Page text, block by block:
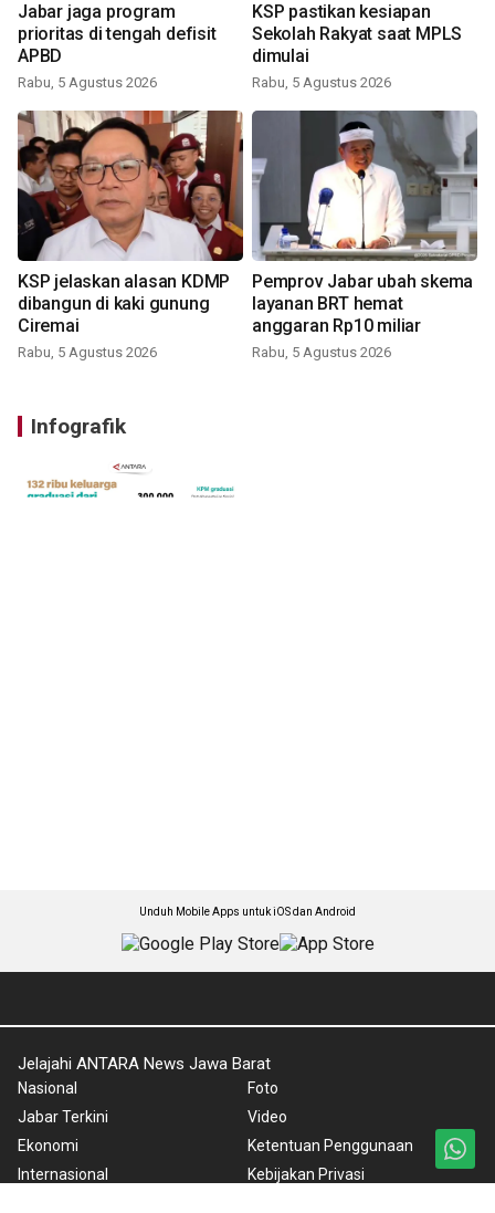
Jabar jaga program
prioritas di tengah defisit
APBD
Rabu, 5 Agustus 2026
KSP pastikan kesiapan
Sekolah Rakyat saat MPLS
dimulai
Rabu, 5 Agustus 2026
KSP jelaskan alasan KDMP
dibangun di kaki gunung
Ciremai
Rabu, 5 Agustus 2026
Pemprov Jabar ubah skema
layanan BRT hemat
anggaran Rp10 miliar
Rabu, 5 Agustus 2026
Infografik
Unduh Mobile Apps untuk iOS dan Android
Jelajahi ANTARA News Jawa Barat
Nasional
Jabar Terkini
Ekonomi
Internasional
Foto
Video
Ketentuan Penggunaan
Kebijakan Privasi